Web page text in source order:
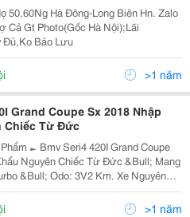
50,60Ng Hà Đông-Long Biên Hn. Zalo
Cả Gt Photo(Gốc Hà Nội);Lãi
Đủ,Ko Bảo Lưu
>1 năm
Grand Coupe Sx 2018 Nhập
Chiếc Từ Đức
► Bmv Seri4 420I Grand Coupe
Nguyên Chiếc Từ Đức &Bull; Mang
&Bull; Odo: 3V2 Km. Xe Nguyên
Check Mọi Mặt Trận &Harr; Giá :
Tiếp Tại: Long Biên Hn Hotline:...>1 năm